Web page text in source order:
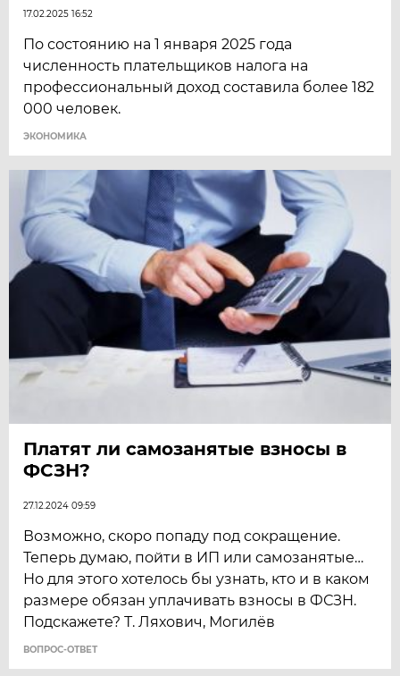
17.02.2025 16:52
По состоянию на 1 января 2025 года
численность плательщиков налога на
профессиональный доход составила более 182
000 человек.
ЭКОНОМИКА
Платят ли самозанятые взносы в
ФСЗН?
27.12.2024 09:59
Возможно, скоро попаду под сокращение.
Теперь думаю, пойти в ИП или самозанятые…
Но для этого хотелось бы узнать, кто и в каком
размере обязан уплачивать взносы в ФСЗН.
Подскажете? Т. Ляхович, Могилёв
ВОПРОС-ОТВЕТ